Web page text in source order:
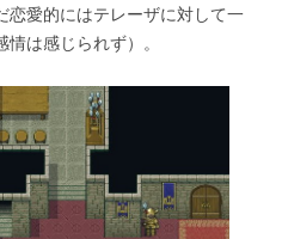
恋愛的にはテレーザに対して一
は感じられず）。